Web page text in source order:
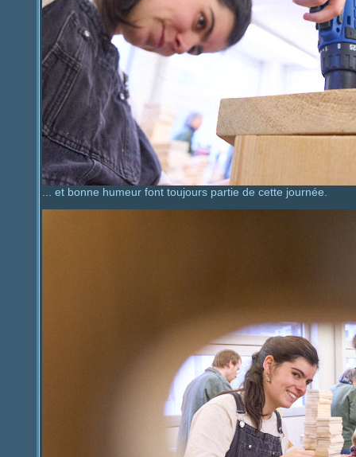
... et bonne humeur font toujours partie de cette journée.